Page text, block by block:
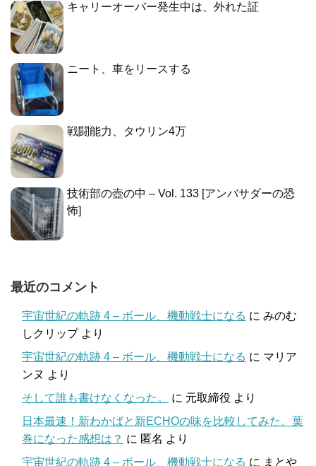
キャリーオーバー発生中は、外れた証
ニート、車をリースする
戦闘能力、タウリン4万
技術部の壺の中 – Vol. 133 [アンバサダーの恐
怖]
最近のコメント
宇宙世紀の軌跡 4 – ボール、機動戦士になる に みのむ
しクリップより
宇宙世紀の軌跡 4 – ボール、機動戦士になる に マリア
ンヌ より
そして誰も書けなくなった。
に 元取締役 より
日本最速！新わかばと新ECHOの味を比較してみた。葉
巻になった感想は？ に 匿名 より
宇宙世紀の軌跡 4 – ボール、機動戦士になる に まとや